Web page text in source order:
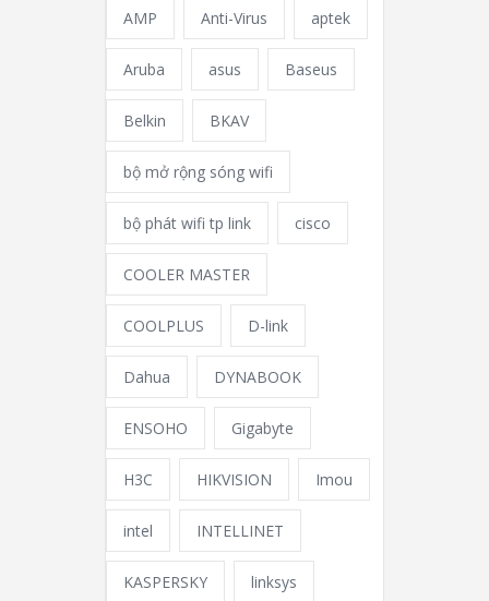
AMP Anti-Virus aptek
Aruba asus Baseus
Belkin BKAV
bộ mở rộng sóng wifi
bộ phát wifi tp link cisco
COOLER MASTER
COOLPLUS D-link
Dahua DYNABOOK
ENSOHO Gigabyte
H3C HIKVISION Imou
intel INTELLINET
KASPERSKY linksys